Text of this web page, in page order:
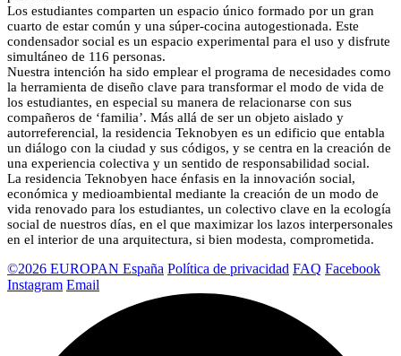
Los estudiantes comparten un espacio único formado por un gran
cuarto de estar común y una súper-cocina autogestionada. Este
condensador social es un espacio experimental para el uso y disfrute
simultáneo de 116 personas.
Nuestra intención ha sido emplear el programa de necesidades como
la herramienta de diseño clave para transformar el modo de vida de
los estudiantes, en especial su manera de relacionarse con sus
compañeros de ‘familia’. Más allá de ser un objeto aislado y
autorreferencial, la residencia Teknobyen es un edificio que entabla
un diálogo con la ciudad y sus códigos, y se centra en la creación de
una experiencia colectiva y un sentido de responsabilidad social.
La residencia Teknobyen hace énfasis en la innovación social,
económica y medioambiental mediante la creación de un modo de
vida renovado para los estudiantes, un colectivo clave en la ecología
social de nuestros días, en el que maximizar los lazos interpersonales
en el interior de una arquitectura, si bien modesta, comprometida.
©2026 EUROPAN España Política de privacidad FAQ Facebook
Instagram Email